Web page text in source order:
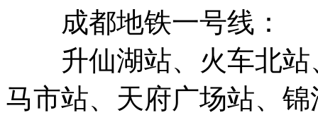
成都地铁一号线：
升仙湖站、火车北站
马市站、天府广场站、